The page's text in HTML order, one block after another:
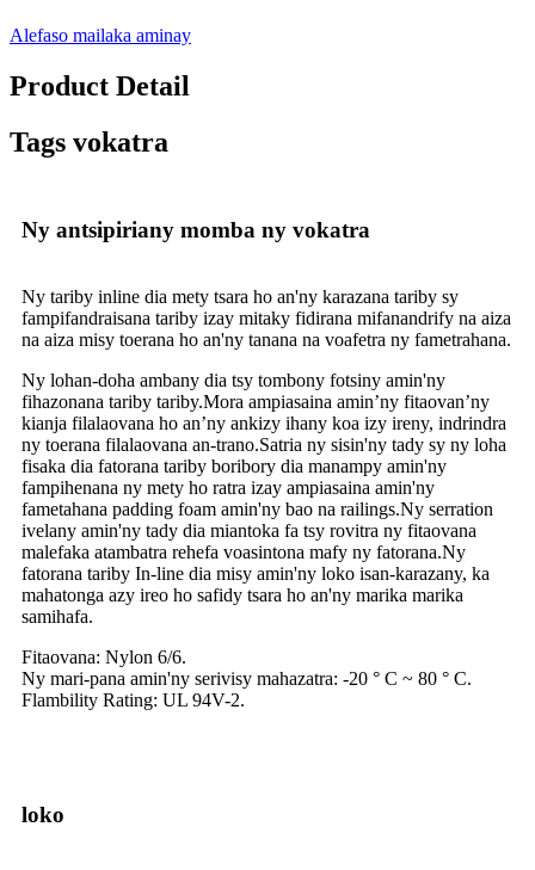
Alefaso mailaka aminay
Product Detail
Tags vokatra
Ny antsipiriany momba ny vokatra
Ny tariby inline dia mety tsara ho an'ny karazana tariby sy
fampifandraisana tariby izay mitaky fidirana mifanandrify na aiza
na aiza misy toerana ho an'ny tanana na voafetra ny fametrahana.
Ny lohan-doha ambany dia tsy tombony fotsiny amin'ny
fihazonana tariby tariby.Mora ampiasaina amin’ny fitaovan’ny
kianja filalaovana ho an’ny ankizy ihany koa izy ireny, indrindra
ny toerana filalaovana an-trano.Satria ny sisin'ny tady sy ny loha
fisaka dia fatorana tariby boribory dia manampy amin'ny
fampihenana ny mety ho ratra izay ampiasaina amin'ny
fametahana padding foam amin'ny bao na railings.Ny serration
ivelany amin'ny tady dia miantoka fa tsy rovitra ny fitaovana
malefaka atambatra rehefa voasintona mafy ny fatorana.Ny
fatorana tariby In-line dia misy amin'ny loko isan-karazany, ka
mahatonga azy ireo ho safidy tsara ho an'ny marika marika
samihafa.
Fitaovana: Nylon 6/6.
Ny mari-pana amin'ny serivisy mahazatra: -20 ° C ~ 80 ° C.
Flambility Rating: UL 94V-2.
loko